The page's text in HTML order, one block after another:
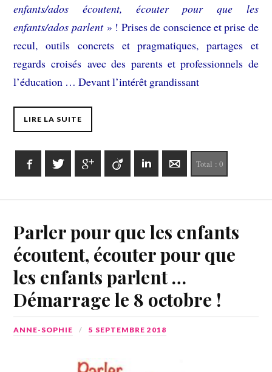
enfants/ados écoutent, écouter pour que les
enfants/ados parlent» ! Prises de conscience et prise de
recul, outils concrets et pragmatiques, partages et
regards croisés avec des parents et professionnels de
l’éducation … Devant l’intérêt grandissant
LIRE LA SUITE
FacebookTwitter Google+ Viadeo LinkedInE-mailTotal : 0
Parler pour que les enfants
écoutent, écouter pour que
les enfants parlent …
Démarrage le 8 octobre !
ANNE-SOPHIE 5 SEPTEMBRE 2018